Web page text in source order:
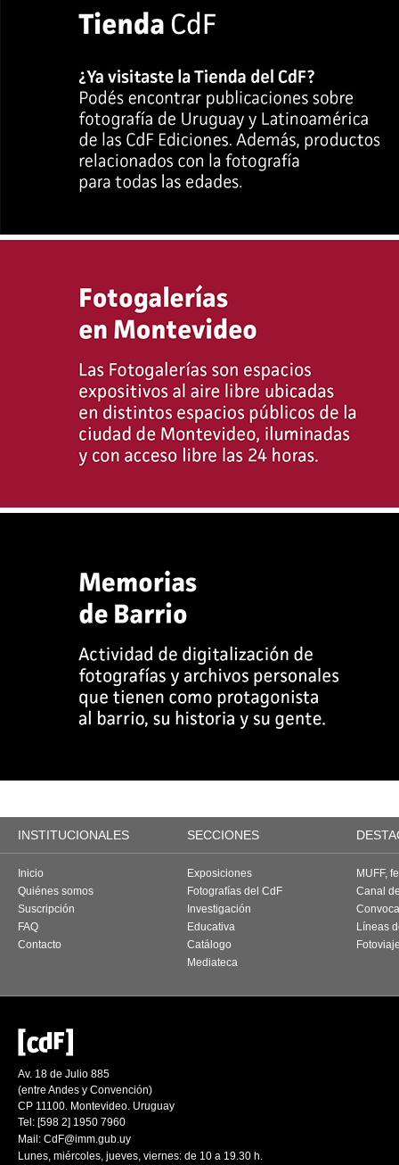
INSTITUCIONALES SECCIONES
Inicio
Quiénes somos
Suscripción
FAQ
Contacto
Exposiciones
Fotografías del CdF
Investigación
Educativa
Catálogo
Mediateca
MUFF,
Canal
Líneas
Av. 18 de Julio 885
(entre Andes y Convención)
CP 11100. Montevideo. Uruguay
Tel: [598 2] 1950 7960
Mail: CdF@imm.gub.uy
Lunes, miércoles, jueves, viernes: de 10 a 19.30 h.